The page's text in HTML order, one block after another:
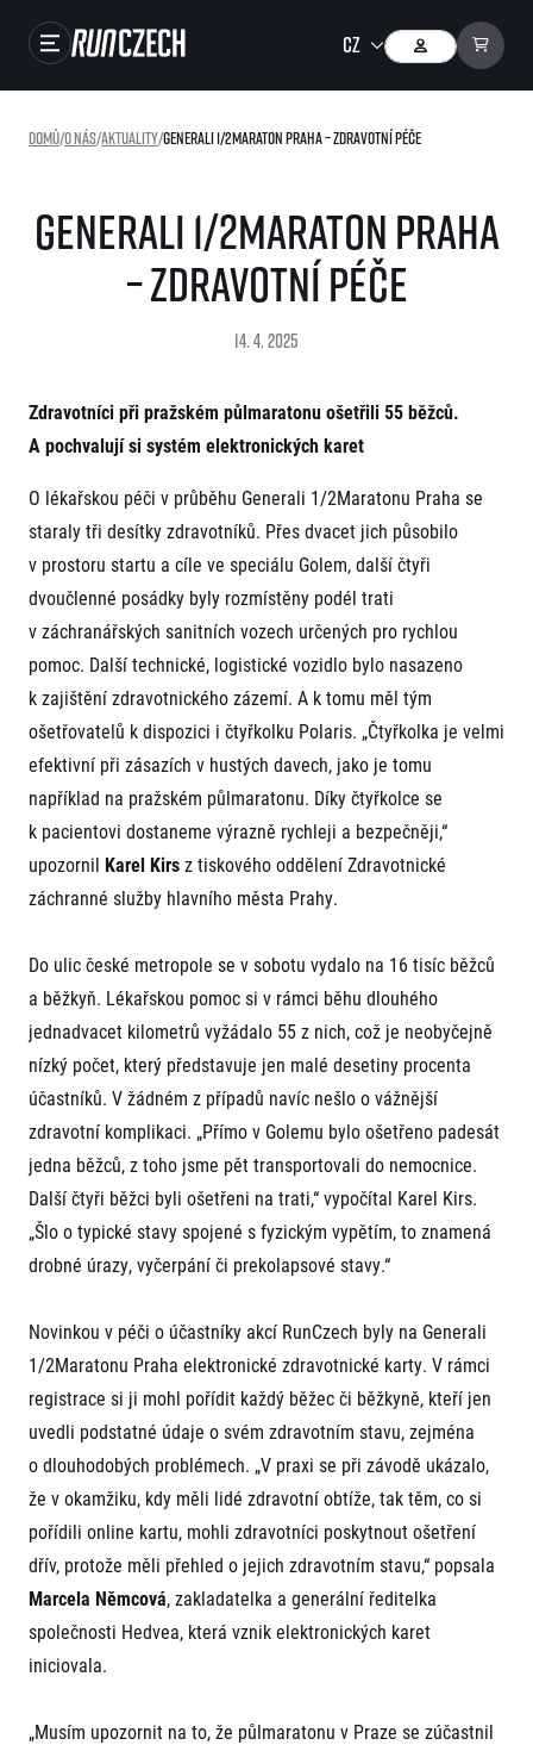
Foto & Video
RunCzech Store
Stáhněte si mobilní aplikaci RunCzech.
Běžecká liga
O běžecké lize
Výsledky běžecké ligy
projekt SuperHalfs
SuperHalfs FAQ
Projekt EuroHeroes
Seznam závodů
EuroHeroes Challenge 2026
EuroHeroes Challenge 2025
EuroHeroes Challenge 2024
EuroHeroes Challenge 2023
EuroHeroes Challenge 2019
Systém bodování
Napoli Running
O Napoli Running
RunCzech Halfs
Pro běžce
Pro závodníky
Pravidla a všeobecné informace
Vše k pojištění
Přeregistrace na jiného závodníka
Pověření k vyzvednutí čísla
Reklamace výsledků
Vaše Fotografie
Inspirace
Příběhy běžců
RunCzech Story
AIMS Race Calendar
Komunity
Prvoběžci
RunCzech Kings & Queens
Český maratonský klub
RunCzech Pacers
Running Doctors
Středoškoláci
Charita
Seznam neziskových organizací
Kontakt
Náš tým
Naši partneři
Historie
Pro veřejnost
FAQ (Často kladené dotazy)
Oznámení fúze
Dobrovolníci
Dárkové poukazy
Pro média
Aktuality
Akreditace a vše k závodům
Tiskové zprávy
Poznámky pro editory
Magazíny
RunCzech
Kariéra
All Runners Are Beautiful
RunCzech Racing
Ekofilozofie
Running Mall
Vítejte v Running Mall
Kalendář
Skupinové tréninky
Firemní tréninky
Masáže
Titulární partneři
Domů/O nás/Aktuality/Generali 1/2Maraton Praha – zdravotní péče
Generali 1/2Maraton Praha
– zdravotní péče
14. 4. 2025
Zdravotníci při pražském půlmaratonu ošetřili 55 běžců.
A pochvalují si systém elektronických karet
O lékařskou péči v průběhu Generali 1/2Maratonu Praha se
staraly tři desítky zdravotníků. Přes dvacet jich působilo
v prostoru startu a cíle ve speciálu Golem, další čtyři
dvoučlenné posádky byly rozmístěny podél trati
v záchranářských sanitních vozech určených pro rychlou
pomoc. Další technické, logistické vozidlo bylo nasazeno
k zajištění zdravotnického zázemí. A k tomu měl tým
ošetřovatelů k dispozici i čtyřkolku Polaris. „Čtyřkolka je velmi
efektivní při zásazích v hustých davech, jako je tomu
například na pražském půlmaratonu. Díky čtyřkolce se
k pacientovi dostaneme výrazně rychleji a bezpečněji,“
upozornil Karel Kirsz tiskového oddělení Zdravotnické
záchranné služby hlavního města Prahy.
Do ulic české metropole se v sobotu vydalo na 16 tisíc běžců
a běžkyň. Lékařskou pomoc si v rámci běhu dlouhého
jednadvacet kilometrů vyžádalo 55 z nich, což je neobyčejně
nízký počet, který představuje jen malé desetiny procenta
účastníků. V žádném z případů navíc nešlo o vážnější
zdravotní komplikaci. „Přímo v Golemu bylo ošetřeno padesát
jedna běžců, z toho jsme pět transportovali do nemocnice.
Další čtyři běžci byli ošetřeni na trati,“ vypočítal Karel Kirs.
„Šlo o typické stavy spojené s fyzickým vypětím, to znamená
drobné úrazy, vyčerpání či prekolapsové stavy.“
Novinkou v péči o účastníky akcí RunCzech byly na Generali
1/2Maratonu Praha elektronické zdravotnické karty. V rámci
registrace si ji mohl pořídit každý běžec či běžkyně, kteří jen
uvedli podstatné údaje o svém zdravotním stavu, zejména
o dlouhodobých problémech. „V praxi se při závodě ukázalo,
že v okamžiku, kdy měli lidé zdravotní obtíže, tak těm, co si
pořídili online kartu, mohli zdravotníci poskytnout ošetření
dřív, protože měli přehled o jejich zdravotním stavu,“ popsala
Marcela Němcová, zakladatelka a generální ředitelka
společnosti Hedvea, která vznik elektronických karet
iniciovala.
„Musím upozornit na to, že půlmaratonu v Praze se zúčastnil